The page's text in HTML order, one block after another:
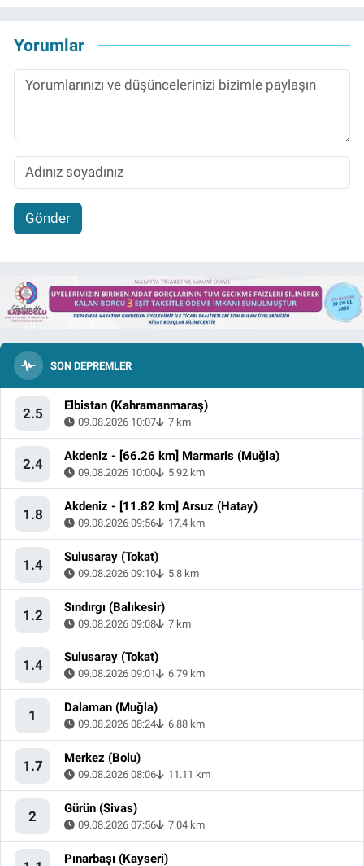
Yorumlar
Gönder
SON DEPREMLER
2.5 Elbistan (Kahramanmaraş)
09.08.2026 10:07 7 km
2.4 Akdeniz - [66.26 km] Marmaris (Muğla)
09.08.2026 10:00 5.92 km
1.8 Akdeniz - [11.82 km] Arsuz (Hatay)
09.08.2026 09:56 17.4 km
1.4 Sulusaray (Tokat)
09.08.2026 09:10 5.8 km
1.2 Sındırgı (Balıkesir)
09.08.2026 09:08 7 km
1.4 Sulusaray (Tokat)
09.08.2026 09:01 6.79 km
1 Dalaman (Muğla)
09.08.2026 08:24 6.88 km
1.7 Merkez (Bolu)
09.08.2026 08:06 11.11 km
2 Gürün (Sivas)
09.08.2026 07:56 7.04 km
Pınarbaşı (Kayseri)